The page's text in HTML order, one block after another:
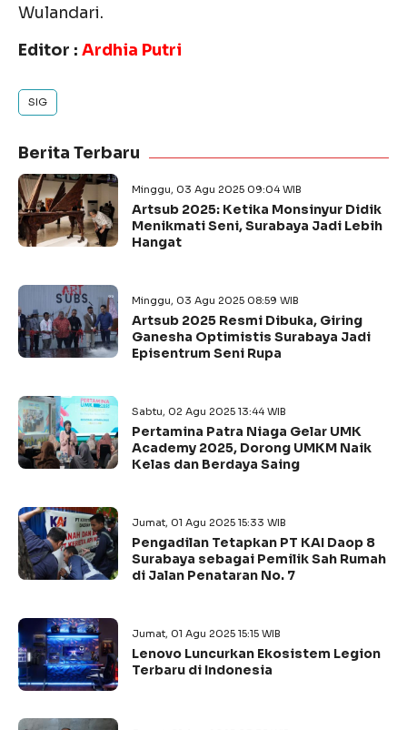
Wulandari.
Editor : Ardhia Putri
SIG
Berita Terbaru
Minggu, 03 Agu 2025 09:04 WIB
Artsub 2025: Ketika Monsinyur Didik
Menikmati Seni, Surabaya Jadi Lebih
Hangat
Minggu, 03 Agu 2025 08:59 WIB
Artsub 2025 Resmi Dibuka, Giring
Ganesha Optimistis Surabaya Jadi
Episentrum Seni Rupa
Sabtu, 02 Agu 2025 13:44 WIB
Pertamina Patra Niaga Gelar UMK
Academy 2025, Dorong UMKM Naik
Kelas dan Berdaya Saing
Jumat, 01 Agu 2025 15:33 WIB
Pengadilan Tetapkan PT KAI Daop 8
Surabaya sebagai Pemilik Sah Rumah
di Jalan Penataran No. 7
Jumat, 01 Agu 2025 15:15 WIB
Lenovo Luncurkan Ekosistem Legion
Terbaru di Indonesia